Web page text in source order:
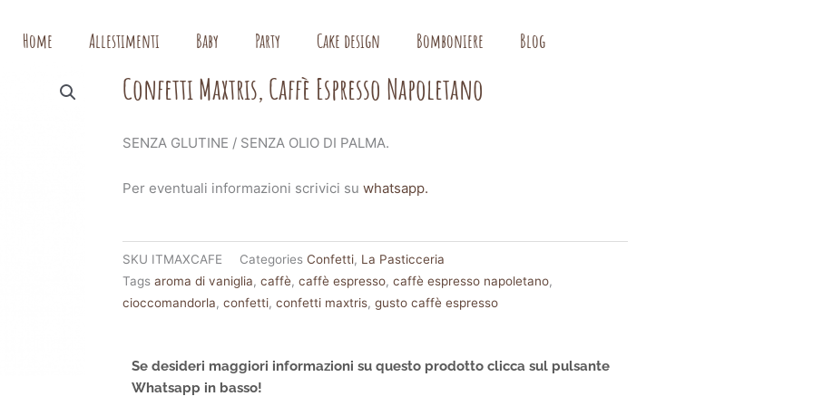
Home Allestimenti Baby Party Cake design Bomboniere Blog
Confetti Maxtris, Caffè Espresso Napoletano
SENZA GLUTINE / SENZA OLIO DI PALMA.
Per eventuali informazioni scrivici suwhatsapp.
SKU ITMAXCAFE Categories Confetti, La Pasticceria
Tags aroma di vaniglia,caffè,caffè espresso,caffè espresso napoletano,
cioccomandorla,confetti,confetti maxtris,gusto caffè espresso
Se desideri maggiori informazioni su questo prodotto clicca sul pulsante
Whatsapp in basso!